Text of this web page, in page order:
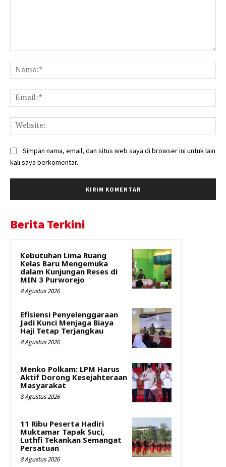
Simpan nama, email, dan situs web saya di browser ini untuk lain
kali saya berkomentar.
Berita Terkini
Kebutuhan Lima Ruang
Kelas Baru Mengemuka
dalam Kunjungan Reses di
MIN 3 Purworejo
8 Agustus 2026
Efisiensi Penyelenggaraan
Jadi Kunci Menjaga Biaya
Haji Tetap Terjangkau
8 Agustus 2026
Menko Polkam: LPM Harus
Aktif Dorong Kesejahteraan
Masyarakat
8 Agustus 2026
11 Ribu Peserta Hadiri
Muktamar Tapak Suci,
Luthfi Tekankan Semangat
Persatuan
8 Agustus 2026